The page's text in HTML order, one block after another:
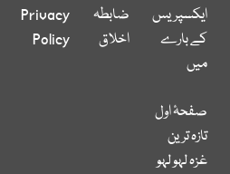
ایکسپریس
کے بارے
میں
ضابطہ
اخلاق
Privacy
Policy
صفحۂ اول
تازہ ترین
غزہ لہو لہو